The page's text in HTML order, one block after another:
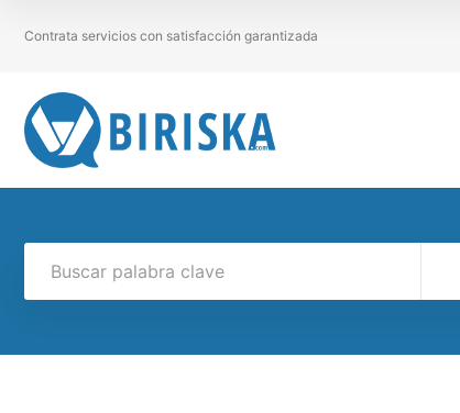
Contrata servicios con satisfacción garantizada